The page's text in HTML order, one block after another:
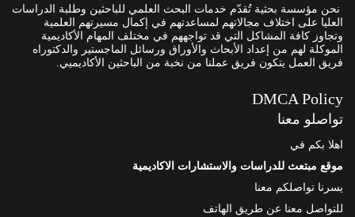
نحن مؤسسة بحثية تُقدّم خدمات البحث العلمي للباحثين وطلبة الدراسات
العليا على اختلاف مجالاتهم لمساعدتهم في إكمال مسيرتهم العلمية
وتجاوز كافة المشاكل التي قد تواجههم في مختلف المهام الأكاديمية
الموكلة لهم من إعداد الأبحاث والأوراق ورسائل الماجستير والدكتوراه
فريق العمل يتكون فريق عملنا من نخبة من الباحثين الأكاديميي.
DMCA Policy
تواصلو معنا
اهلا بكم في
موقع مبتعث للدراسات والاستشارات الاكاديمية
يسرنا تواصلكم معنا
للتواصل معنا عن طريق الهاتف